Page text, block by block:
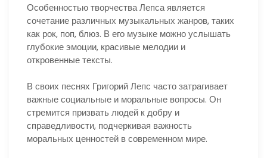
Особенностью творчества Лепса является
сочетание различных музыкальных жанров, таких
как рок, поп, блюз. В его музыке можно услышать
глубокие эмоции, красивые мелодии и
откровенные тексты.
В своих песнях Григорий Лепс часто затрагивает
важные социальные и моральные вопросы. Он
стремится призвать людей к добру и
справедливости, подчеркивая важность
моральных ценностей в современном мире.